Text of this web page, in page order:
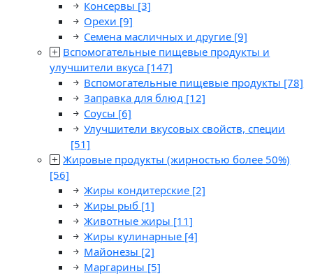
Консервы [3]
Орехи [9]
Семена масличных и другие [9]
Вспомогательные пищевые продукты и
улучшители вкуса [147]
Вспомогательные пищевые продукты [78]
Заправка для блюд [12]
Соусы [6]
Улучшители вкусовых свойств, специи
[51]
Жировые продукты (жирностью более 50%)
[56]
Жиры кондитерские [2]
Жиры рыб [1]
Животные жиры [11]
Жиры кулинарные [4]
Майонезы [2]
Маргарины [5]